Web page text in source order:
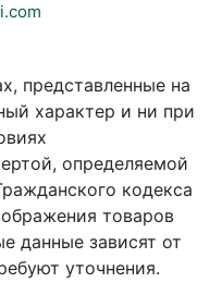
представленные на
характер и ни при
определяемой
кодекса
товаров
данные зависят от
уточнения.